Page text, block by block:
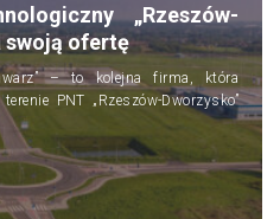
„Rzeszów-
swoją ofertę
– to kolejna firma, która
PNT „Rzeszów-Dworzysko”